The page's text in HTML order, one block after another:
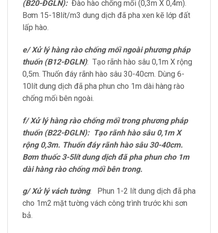
(B20-ĐGLN):Đào hào chống mối (0,3m X 0,4m).
Bơm 15-18lít/m3 dung dịch đã pha xen kẽ lớp đất
lấp hào.
e/ Xử lý hàng rào chống mối ngoài phương pháp
thuốn (B12-ĐGLN): Tạo rãnh hào sâu 0,1m X rộng
0,5m. Thuốn đáy rãnh hào sâu 30-40cm. Dùng 6-
10lít dung dịch đã pha phun cho 1m dài hàng rào
chống mối bên ngoài.
f/ Xử lý hàng rào chống mối trong phương pháp
thuốn (B22-ĐGLN): Tạo rãnh hào sâu 0,1m X
rộng 0,3m. Thuốn đáy rãnh hào sâu 30-40cm.
Bơm thuốc 3-5lít dung dịch đã pha phun cho 1m
dài hàng rào chống mối bên trong.
g/ Xử lý vách tường: Phun 1-2 lít dung dịch đã pha
cho 1m2 mặt tường vách công trình trước khi sơn
bả.